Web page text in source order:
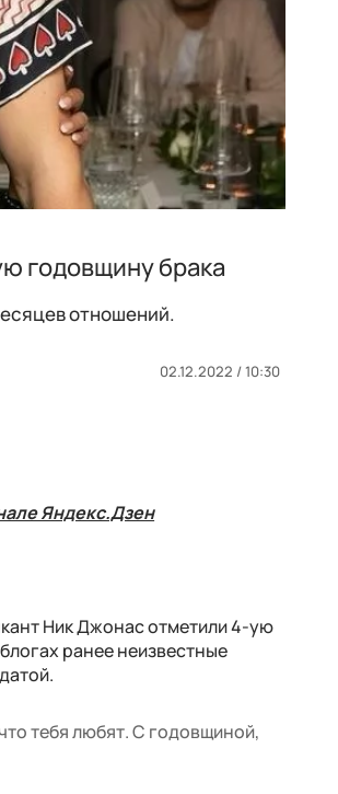
годовщину брака
отношений.
02.12.2022 / 10:30
Яндекс.Дзен
Ник Джонас отметили 4-ую
ранее неизвестные
тебя любят. С годовщиной,